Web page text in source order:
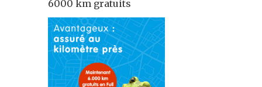
6000 km gratuits